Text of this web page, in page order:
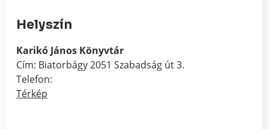
Helyszín
Karikó János Könyvtár
Cím: Biatorbágy 2051 Szabadság út 3.
Telefon:
Térkép